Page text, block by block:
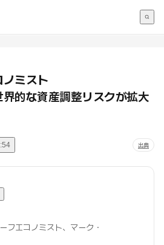
ミスト
界的な資産調整リスクが拡大
出典
フエコノミスト、マーク・